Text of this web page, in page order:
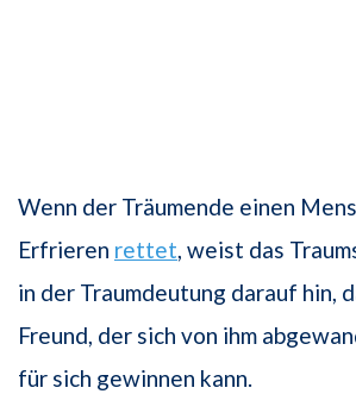
Wenn der Träumende einen
Erfrieren rettet, weist das
in der Traumdeutung darauf hin,
Freund, der sich von ihm
für sich gewinnen kann.